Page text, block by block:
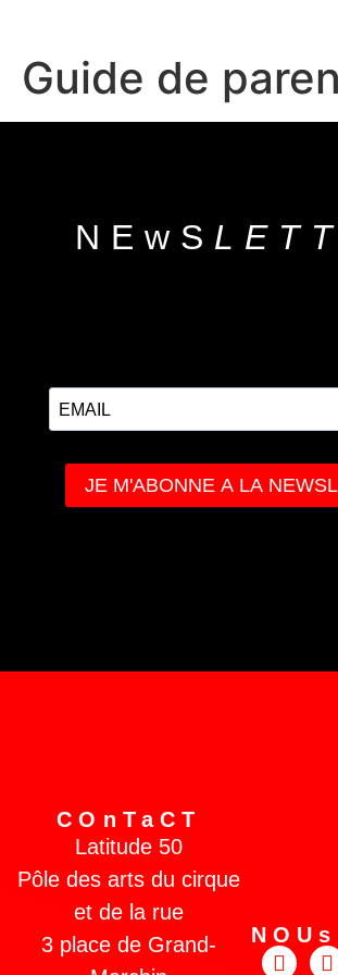
Guide de
NEwS
COnTaCT
Latitude 50
Pôle des arts du cirque
et de la rue
3 place de Grand-